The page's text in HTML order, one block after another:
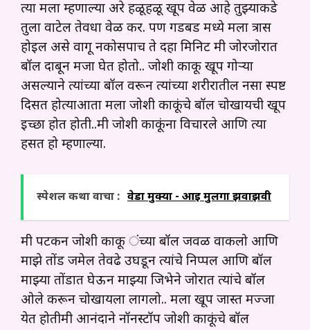
त्या मला म्हणाल्या अरे हळूहळू खूप वेळ आहे तुझ्याकडे
तुला वाटेल तेवधा वेळ कर. पण गडबड मध्ये मला त्रास
होईल असे वागू नकोसपाच ते दहा मिनिट मी जोरजोरात
बॉल दाबून मजा घेत होतो.. जोशी काकू खूप गोऱ्या
असल्याने त्यांच्या बॉल वरून त्यांच्या शरीरातील नसा स्पष्ट
दिसत होत्याआता मला जोशी काकूंचे बॉल चोखायची खूप
इच्छा होत होती..मी जोशी काकूंना विचारले आणि त्या
हसत हो म्हणाल्या.
स्पेशल कथा वाचा : वेडा मुक्या - आई मुलगा झवाझवी
मी पटकन जोशी काकू ंच्या बॉल जवळ वाकलो आणि
माझे तोंड जमेल तेवढे उघडून त्यांचे निप्पल आणि बॉल
माझ्या तोंडात घेऊन माझ्या जिभेने जोरात त्यांचे बॉल
ओले करून चोखायला लागलो.. मला खूप जास्त मज्जा
येत होतीमी आनंदाने नॉनस्टॉप जोशी काकूंचे बॉल